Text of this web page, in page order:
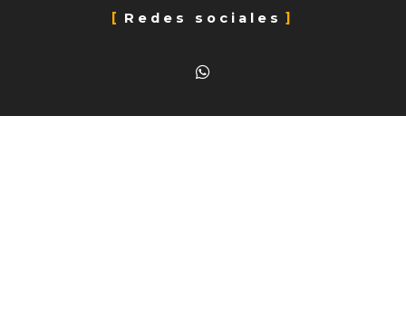
Redes sociales
W
h